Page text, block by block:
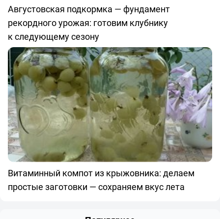
Августовская подкормка — фундамент
рекордного урожая: готовим клубнику
к следующему сезону
Витаминный компот из крыжовника: делаем
простые заготовки — сохраняем вкус лета